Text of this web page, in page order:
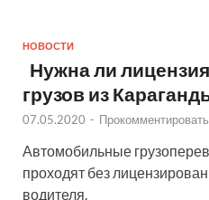
НОВОСТИ
Нужна ли
грузов из
07.05.2020 - Прокомментировать
Автомобильные
проходят без
водителя.